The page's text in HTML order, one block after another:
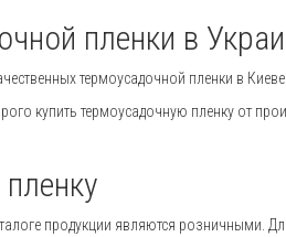
пленки в
термоусадочной пленки в Киеве.
купить термоусадочную пленку от
продукции являются розничными.